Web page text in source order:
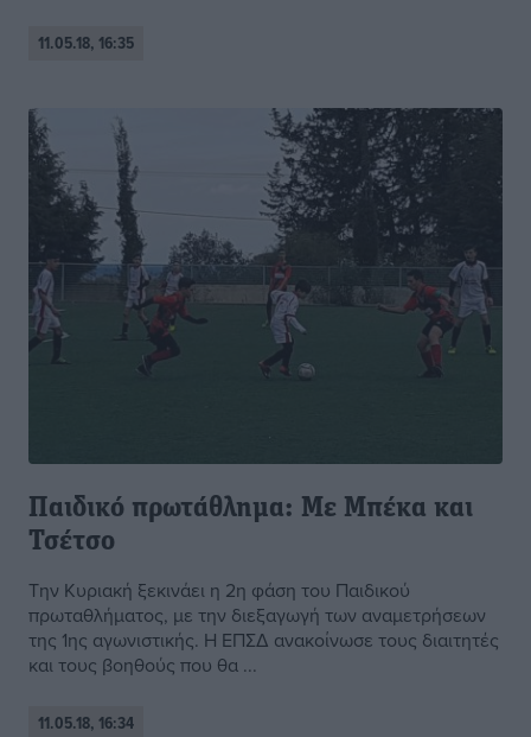
11.05.18, 16:35
Παιδικό πρωτάθλημα: Με Μπέκα και
Τσέτσο
Την Κυριακή ξεκινάει η 2η φάση του Παιδικού
πρωταθλήματος, με την διεξαγωγή των αναμετρήσεων
της 1ης αγωνιστικής. Η ΕΠΣΔ ανακοίνωσε τους διαιτητές
και τους βοηθούς που θα ...
11.05.18, 16:34